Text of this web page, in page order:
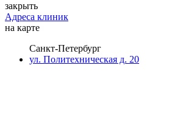
закрыть
Адреса клиник
на карте
Санкт-Петербург
ул. Политехническая д. 20